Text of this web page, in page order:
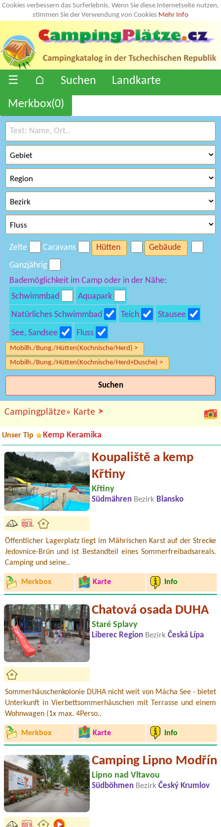
Cookies verbessern das Surferlebnis. Wenn Sie diese Internetseite nutzen,
stimmen Sie der Verwendung von Cookies Mehr Info
☰ ⌂ Suchen
Landkarte
Merkbox(0)
Zelte Caravans Hütten
Gebäude
Ganzjährig
Bademöglichkeit im Camp oder in der Nähe:
Schwimmbad
Aquapark
Natürliches Schwimmbad
Teich
Stausee
See, Sandsee
Fluss
Mobilh./Bung./Hütten(Kochnische/Herd) >
Mobilh./Bung./Hütten(Kochnische/Herd+Dusche) >
Suchen
Campingplätze» Karte >
Unser Tip Kemp Keramika
Koupaliště a kemp
Křtiny
Křtiny
Südmähren Bezirk Blansko
Öffentlicher Lagerplatz liegt im Mährischen Karst auf der Strecke
Jedovnice-Brün und ist Bestandteil eines Sommerfreibadsareals.
Camping und seine..
Merkbox Karte Info
Chatová osada DUHA
Staré Splavy
Liberec Region Bezirk Česká Lípa
Sommerhäuschenkolonie DUHA nicht weit von Mácha See - bietet
Unterkunft in Vierbettsommerhäuschen mit Terrasse und einem
Wohnwagen (1x max. 4Perso..
Merkbox Karte Info
Camping Lipno Modřín
Lipno nad Vltavou
Südböhmen Bezirk Český Krumlov